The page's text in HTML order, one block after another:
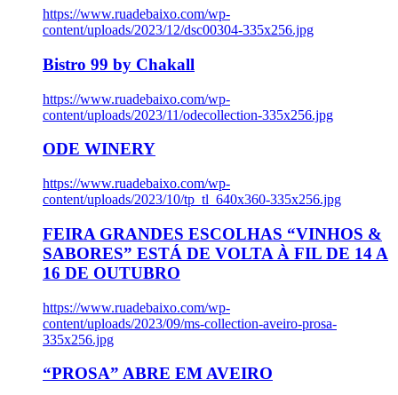
https://www.ruadebaixo.com/wp-
content/uploads/2023/12/dsc00304-335x256.jpg
Bistro 99 by Chakall
https://www.ruadebaixo.com/wp-
content/uploads/2023/11/odecollection-335x256.jpg
ODE WINERY
https://www.ruadebaixo.com/wp-
content/uploads/2023/10/tp_tl_640x360-335x256.jpg
FEIRA GRANDES ESCOLHAS “VINHOS &
SABORES” ESTÁ DE VOLTA À FIL DE 14 A
16 DE OUTUBRO
https://www.ruadebaixo.com/wp-
content/uploads/2023/09/ms-collection-aveiro-prosa-
335x256.jpg
“PROSA” ABRE EM AVEIRO